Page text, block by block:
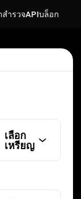
สำรวจAPIบล็อก
เลือก
เหรียญ